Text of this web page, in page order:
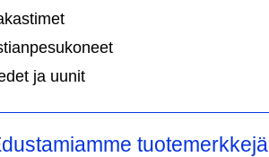
ja uunit
tuotemerkkejä